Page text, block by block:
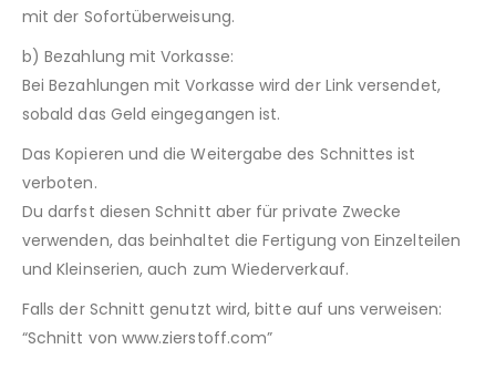
mit der Sofortüberweisung.
b) Bezahlung mit Vorkasse:
Bei Bezahlungen mit Vorkasse wird der Link versendet,
sobald das Geld eingegangen ist.
Das Kopieren und die Weitergabe des Schnittes ist
verboten.
Du darfst diesen Schnitt aber für private Zwecke
verwenden, das beinhaltet die Fertigung von Einzelteilen
und Kleinserien, auch zum Wiederverkauf.
Falls der Schnitt genutzt wird, bitte auf uns verweisen:
“Schnitt von www.zierstoff.com”